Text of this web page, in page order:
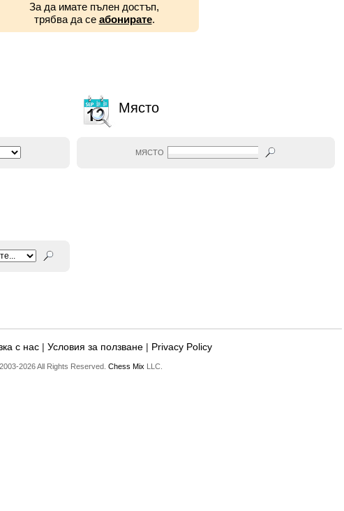
За да имате пълен достъп,
трябва да се абонирате.
Място
МЯСТО
с нас| Условия за ползване| Privacy Policy
2026 All Rights Reserved. Chess Mix LLC.